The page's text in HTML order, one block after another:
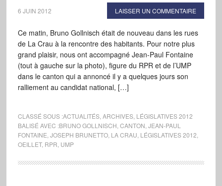
6 JUIN 2012 LAISSER UN COMMENTAIRE
Ce matin, Bruno Gollnisch était de nouveau dans les rues
de La Crau à la rencontre des habitants. Pour notre plus
grand plaisir, nous ont accompagné Jean-Paul Fontaine
(tout à gauche sur la photo), figure du RPR et de l’UMP
dans le canton qui a annoncé il y a quelques jours son
ralliement au candidat national, […]
CLASSÉ SOUS :ACTUALITÉS, ARCHIVES, LÉGISLATIVES 2012
BALISÉ AVEC :BRUNO GOLLNISCH CANTON JEAN-PAUL
FONTAINE JOSEPH BRUNETTO, LA CRAU LÉGISLATIVES 2012
OEILLET, RPR UMP